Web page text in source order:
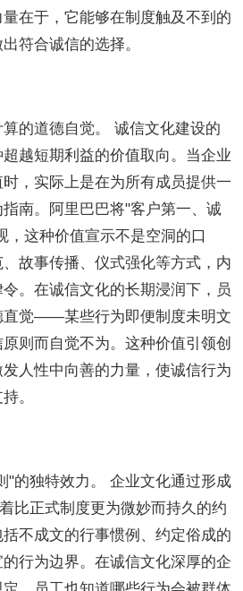
在于，它能够在制度触及不到的
符合诚信的选择。
的道德自觉。 诚信文化建设的
越短期利益的价值取向。当企业
，实际上是在为所有成员提供一
南。阿里巴巴将"客户第一、诚
，这种价值宣示不是空洞的口
故事传播、仪式强化等方式，内
。在诚信文化的长期浸润下，员
直觉——某些行为即便制度未明文
则而自觉不为。这种价值引领创
人性中向善的力量，使诚信行为
。
"的独特效力。 企业文化通过形成
比正式制度更为微妙而持久的约
不成文的行事惯例、约定俗成的
行为边界。在诚信文化深厚的企